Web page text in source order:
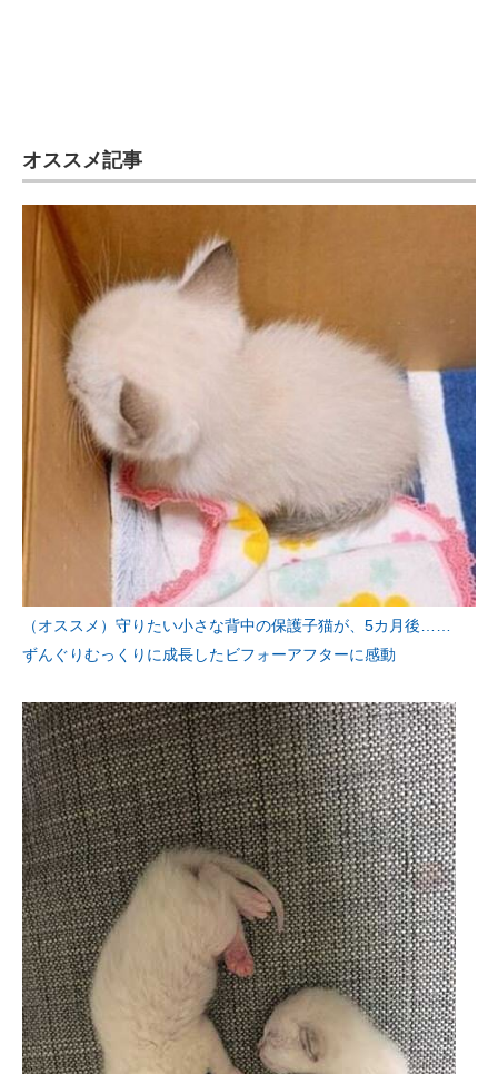
オススメ記事
（オススメ）守りたい小さな背中の保護子猫が、5カ月後……
ずんぐりむっくりに成長したビフォーアフターに感動